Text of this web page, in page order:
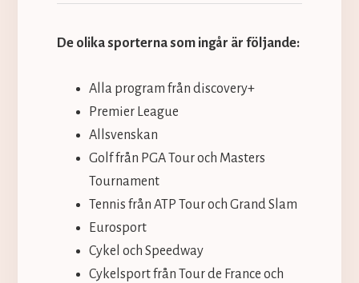
De olika sporterna som ingår är följande:
Alla program från discovery+
Premier League
Allsvenskan
Golf från PGA Tour och Masters
Tournament
Tennis från ATP Tour och Grand Slam
Eurosport
Cykel och Speedway
Cykelsport från Tour de France och